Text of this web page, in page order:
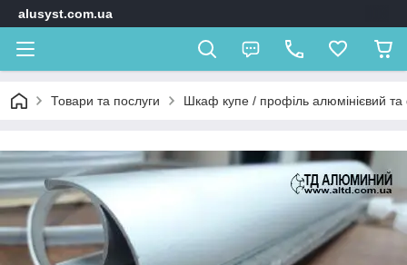
alusyst.com.ua
Товари та послуги Шкаф купе / профіль алюмінієвий та